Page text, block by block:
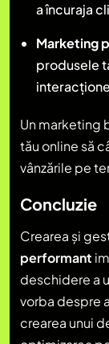
a încuraja
Marketing
produsele
Un marketing
tău online să
vânzările pe
Concluzie
Crearea și
performant
deschidere a
vorba despre
crearea unui